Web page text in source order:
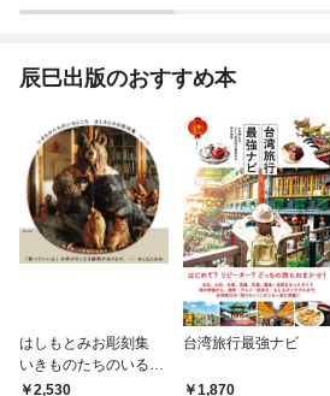
辰巳出版のおすすめ本
はしもとみお彫刻集
いきものたちのいると
ころ2,530
台湾旅行最強ナビ
1,870